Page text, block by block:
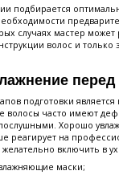
подбирается
случаях мастер
волос и только
перед
подготовки является
волосы часто имеют
Хорошо
реагирует на
включить в
маски;